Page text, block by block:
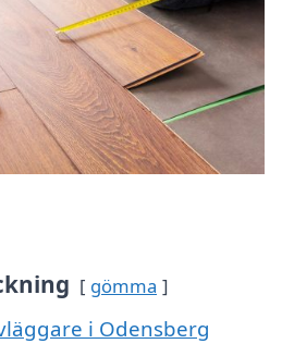
gömma
i Odensberg